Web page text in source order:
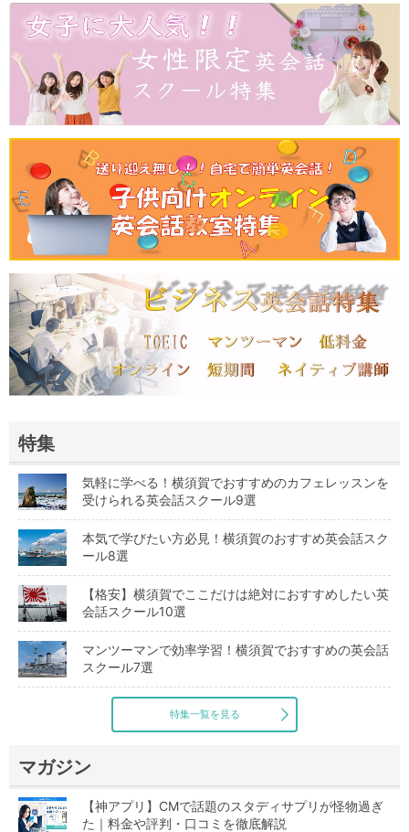
特集
気軽に学べる！横須賀でおすすめのカフェレッスンを
受けられる英会話スクール9選
本気で学びたい方必見！横須賀のおすすめ英会話スク
ール8選
【格安】横須賀でここだけは絶対におすすめしたい英
会話スクール10選
マンツーマンで効率学習！横須賀でおすすめの英会話
スクール7選
特集一覧を見る
マガジン
【神アプリ】CMで話題のスタディサプリが怪物過ぎ
た｜料金や評判・口コミを徹底解説